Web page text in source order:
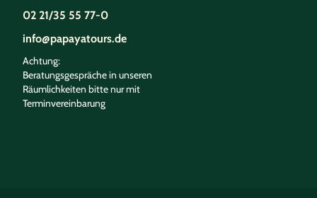
02 21/35 55 77-0
info@papayatours.de
Achtung:
Beratungsgespräche in unseren
Räumlichkeiten bitte nur mit
Terminvereinbarung